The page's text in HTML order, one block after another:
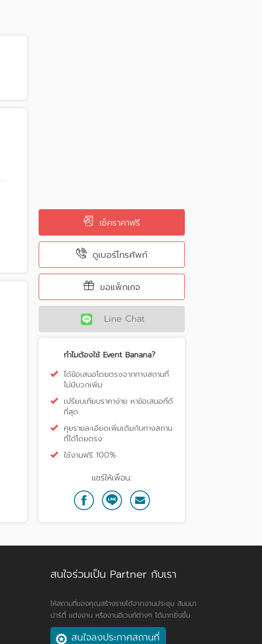
เช็คราคาฟรี
ดูเบอร์โทรศัพท์
ขอแพ็กเกจ
Line Chat
ทำไมต้องใช้ Event Banana?
ได้ข้อเสนอโดยตรงจากทางสถานที่
ไม่มีบวกเพิ่ม
เปรียบเทียบราคาง่าย หาข้อเสนอที่ดี
ที่สุด
คุยรายละเอียดเพิ่มเติมกับทางสถาน
ที่ได้โดยตรง
ใช้งานฟรี 100%
แชร์ให้เพื่อน:
สนใจร่วมเป็น Partner กับเรา
ให้สถานที่ของคุณสร้างรายได้จากงานประชุม สัมมนา
ปาร์ตี้ แต่งงาน หรืองานอีเวนท์ต่างๆ ได้มากยิ่งขึ้น
สนใจลงประกาศสถานที่